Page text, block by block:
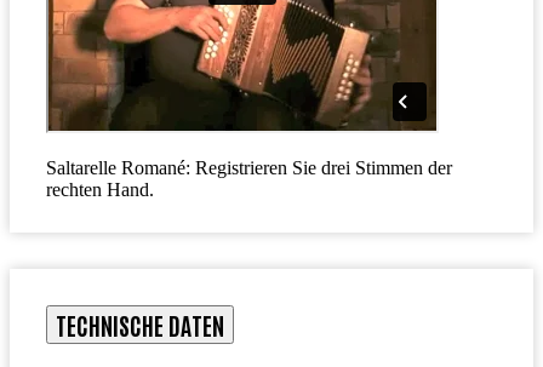
Saltarelle Romané: Registrieren Sie drei Stimmen der
rechten Hand.
TECHNISCHE DATEN